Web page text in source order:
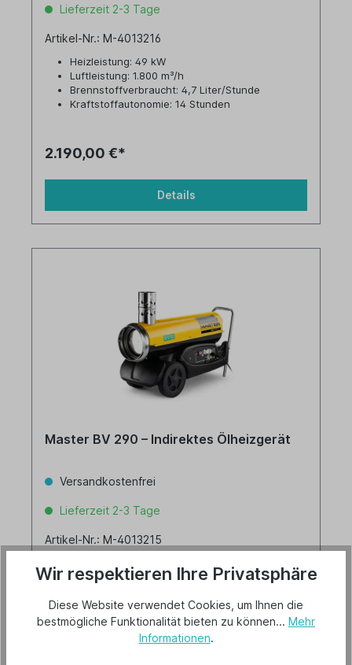
Lieferzeit 2-3 Tage
Artikel-Nr.: M-4013216
Heizleistung: 49 kW
Luftleistung: 1.800 m³/h
Brennstoffverbraucht: 4,7 Liter/Stunde
Kraftstoffautonomie: 14 Stunden
2.190,00 €*
Details
Master BV 290 – Indirektes Ölheizgerät
Versandkostenfrei
Lieferzeit 2-3 Tage
Artikel-Nr.: M-4013215
Luftleistung: 3.300 m³/h
Kraftstoffautonomie: 13 Stunden
Tankinhalt: 105 Liter
Wir respektieren Ihre Privatsphäre
Diese Website verwendet Cookies, um Ihnen die
bestmögliche Funktionalität bieten zu können... Mehr
Informationen.